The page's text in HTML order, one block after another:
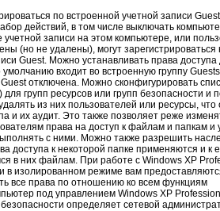
по встроенной учетной записи
действий, в том числе выключать
записи на этом компьютере, или
(но не удалены), могут зарегистрироваться
Guest. Можно устанавливать права доступа
умолчанию входит во встроенную группу
отключена. Можно сконфигурировать
групп ресурсов или групп безопасности и
из них пользователей или ресурсы, что
и их аудит. Это также позволяет реже
права на доступ к файлам и папкам и
с ними. Можно также разрешить
доступа к некоторой папке применяются и к
в них файлам. При работе с Windows XP
в изолированном режиме вам
все права по отношению ко всем функциям
под управлением Windows XP
определяет сетевой